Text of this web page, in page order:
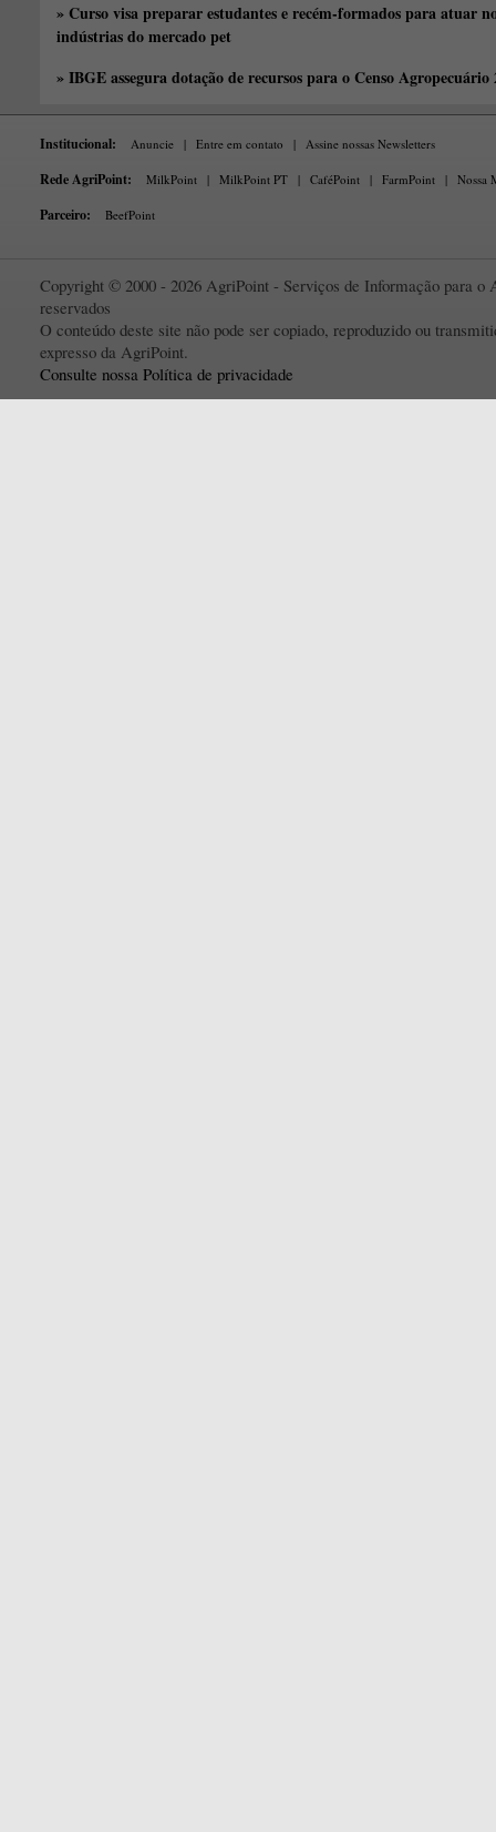
» Curso visa preparar estudantes e recém-formados para atuar
indústrias do mercado pet
» IBGE assegura dotação de recursos para o Censo Agropecuário
Institucional: Anuncie | Entre em contato | Assine nossas Newsletters
Rede AgriPoint: MilkPoint | MilkPoint PT | CaféPoint | FarmPoint | Nossa
Parceiro: BeefPoint
Copyright © 2000 - 2026 AgriPoint - Serviços de Informação para o
reservados
O conteúdo deste site não pode ser copiado, reproduzido ou
expresso da AgriPoint.
Consulte nossa Política de privacidade